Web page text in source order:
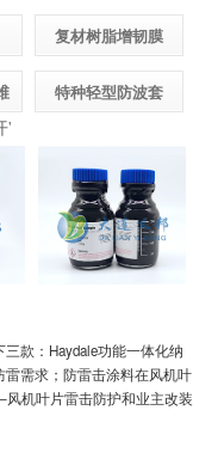
复材树脂增韧膜
特种轻型防波套
'
款：Haydale功能一体化纳
需求；防雷击涂料在风机叶
机叶片雷击防护和业主改装